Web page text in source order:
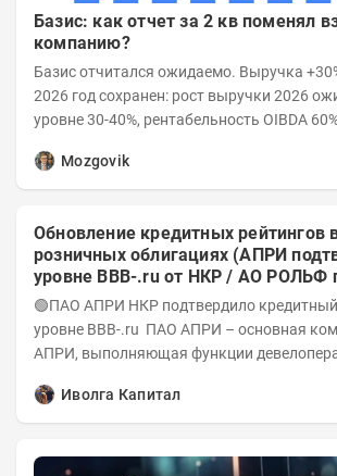
Базис: как отчет за 2 кв поменял
компанию?
Базис отчитался ожидаемо. Выручка
2026 год сохранен: рост выручки 2026 ожидается на
уровне 30-40%, рентабельность OIBDA 60%.
Mozgovik
Обновление кредитных рейтингов
розничных облигациях (АПРИ
уровне BBB-.ru от НКР / АО РОЛЬФ
А-(RU) / Элит Строй присвоен на
🟢ПАО АПРИ НКР подтвердило кредитный рейтинг на
уровне BBB-.ru ПАО АПРИ – основная компания группы
АПРИ, выполняющая функции
Иволга Капитал